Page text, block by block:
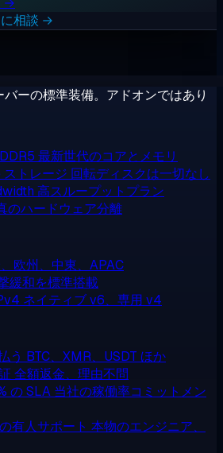
相談 →
ーの標準装備。アドオンではあり
最新世代のコアとメモリ
トレージ 回転ディスクは一切なし
高スループットプラン
のハードウェア分離
欧州、中東、APAC
緩和を標準搭載
ネイティブ v6、専用 v4
う BTC、XMR、USDT ほか
全額返金、理由不問
の SLA 当社の稼働率コミットメン
有人サポート 本物のエンジニア、